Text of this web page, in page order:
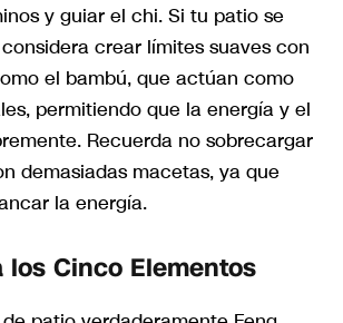
y guiar el chi. Si tu patio se
crear límites suaves con
el bambú, que actúan como
permitiendo que la energía y el
Recuerda no sobrecargar
demasiadas macetas, ya que
la energía.
Cinco Elementos